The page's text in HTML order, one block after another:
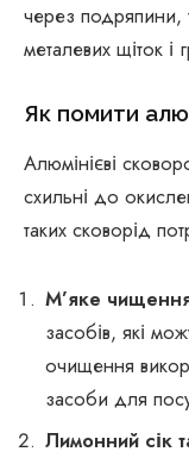
через подряпини,
металевих щіток і
Як помити
Алюмінієві
схильні до
таких сковорід
М’яке
засобів, які
очищення
засоби для
Лимонний сік